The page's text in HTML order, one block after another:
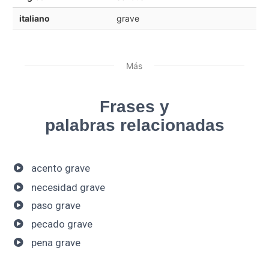
italiano grave
Más
Frases y
palabras relacionadas
acento grave
necesidad grave
paso grave
pecado grave
pena grave